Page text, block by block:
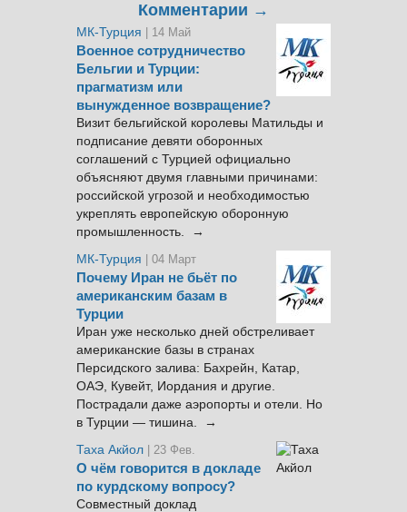
Комментарии →
МК-Турция | 14 Май
Военное сотрудничество
Бельгии и Турции:
прагматизм или
вынужденное возвращение?
Визит бельгийской королевы Матильды и
подписание девяти оборонных
соглашений с Турцией официально
объясняют двумя главными причинами:
российской угрозой и необходимостью
укреплять европейскую оборонную
промышленность. →
МК-Турция
| 04 Март
Почему Иран не бьёт по
американским базам в
Турции
Иран уже несколько дней обстреливает
американские базы в странах
Персидского залива: Бахрейн, Катар,
ОАЭ, Кувейт, Иордания и другие.
Пострадали даже аэропорты и отели. Но
в Турции — тишина. →
Таха Акйол | 23 Фев.
О чём говорится в докладе
по курдскому вопросу?
Совместный доклад